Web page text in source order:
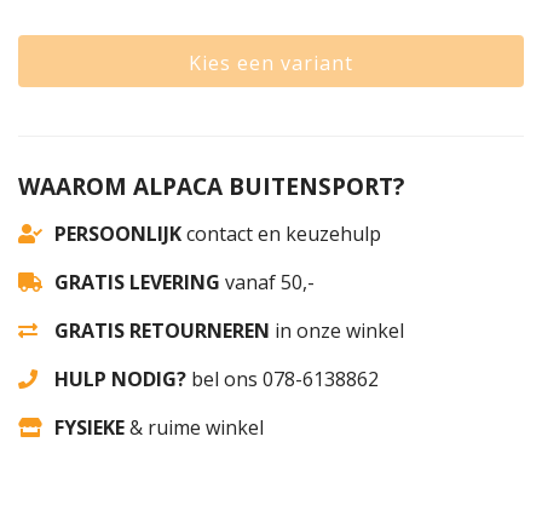
Kies een variant
WAAROM ALPACA BUITENSPORT?
PERSOONLIJKcontact en keuzehulp
GRATIS LEVERING vanaf 50,-
GRATIS RETOURNEREN in onze winkel
HULP NODIG? bel ons 078-6138862
FYSIEKE& ruime winkel